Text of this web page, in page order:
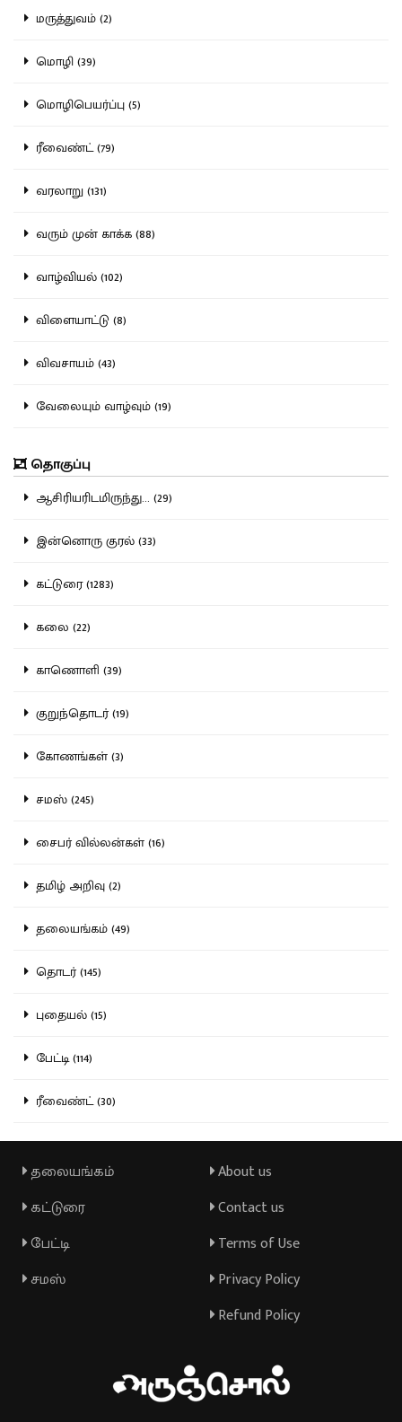
மருத்துவம் (2)
மொழி (39)
மொழிபெயர்ப்பு (5)
ரீவைண்ட் (79)
வரலாறு (131)
வரும் முன் காக்க (88)
வாழ்வியல் (102)
விளையாட்டு (8)
விவசாயம் (43)
வேலையும் வாழ்வும் (19)
தொகுப்பு
ஆசிரியரிடமிருந்து... (29)
இன்னொரு குரல் (33)
கட்டுரை (1283)
கலை (22)
காணொளி (39)
குறுந்தொடர் (19)
கோணங்கள் (3)
சமஸ் (245)
சைபர் வில்லன்கள் (16)
தமிழ் அறிவு (2)
தலையங்கம் (49)
தொடர் (145)
புதையல் (15)
பேட்டி (114)
ரீவைண்ட் (30)
தலையங்கம்
கட்டுரை
பேட்டி
சமஸ்
About us
Contact us
Terms of Use
Privacy Policy
Refund Policy